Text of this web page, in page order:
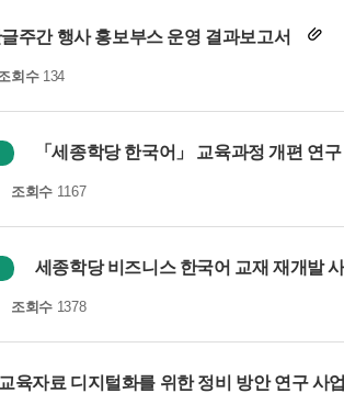
주간 행사 홍보부스 운영 결과보고서
회수134
「세종학당 한국어」 교육과정 개편 연
조회수 1167
세종학당 비즈니스 한국어 교재 재개발
조회수 1378
육자료 디지털화를 위한 정비 방안 연구 사